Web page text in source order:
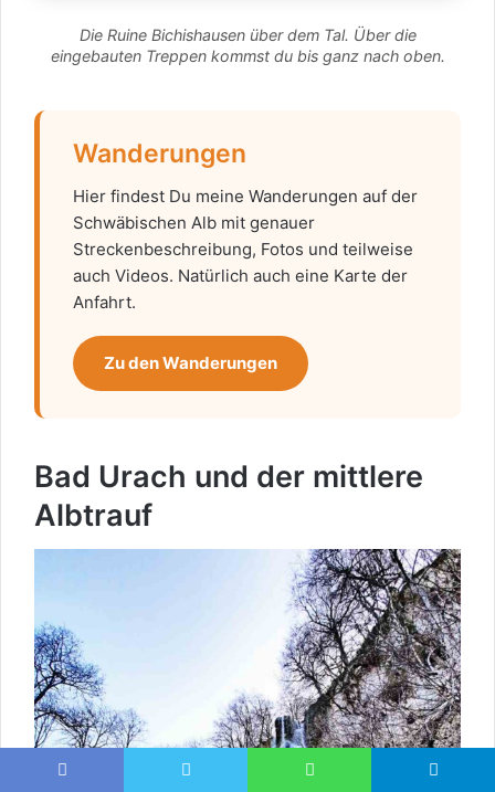
Die Ruine Bichishausen über dem Tal. Über die
eingebauten Treppen kommst du bis ganz nach oben.
Wanderungen
Hier findest Du meine Wanderungen auf der
Schwäbischen Alb mit genauer
Streckenbeschreibung, Fotos und teilweise
auch Videos. Natürlich auch eine Karte der
Anfahrt.
Zu den Wanderungen
Bad Urach und der mittlere
Albtrauf